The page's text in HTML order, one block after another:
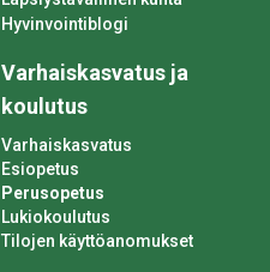
Hyvinvointiblogi
Varhaiskasvatus ja
koulutus
Varhaiskasvatus
Esiopetus
Perusopetus
Lukiokoulutus
Tilojen käyttöanomukset